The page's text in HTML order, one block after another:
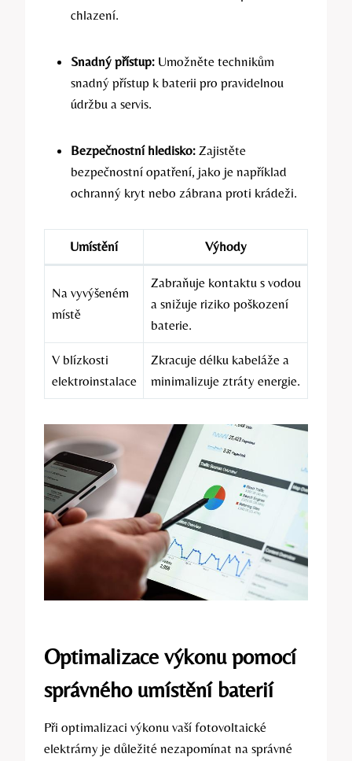
chlazení.
Snadný přístup: Umožněte technikům
snadný přístup k baterii pro pravidelnou
údržbu a servis.
Bezpečnostní hledisko: Zajistěte
bezpečnostní opatření, jako je například
ochranný kryt nebo zábrana proti krádeži.
Umístění Výhody
Na vyvýšeném
místě
Zabraňuje kontaktu s vodou
a snižuje riziko poškození
baterie.
V blízkosti
elektroinstalace
Zkracuje délku kabeláže a
minimalizuje ztráty energie.
Optimalizace výkonu pomocí
správného umístění baterií
Při optimalizaci výkonu vaší fotovoltaické
elektrárny je důležité nezapomínat na správné